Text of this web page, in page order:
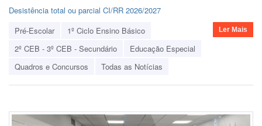
Desistência total ou parcial CI/RR 2026/2027
Pré-Escolar
1º Ciclo Ensino Básico
2º CEB - 3º CEB - Secundário
Educação Especial
Quadros e Concursos
Todas as Notícias
Ler Mais